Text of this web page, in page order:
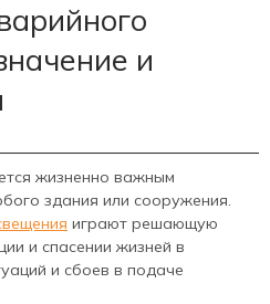
и
жизненно важным
здания или сооружения.
играют решающую
и спасении жизней в
и сбоев в подаче